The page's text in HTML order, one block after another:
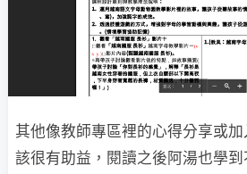
其他像教師專區裡的心得分享或
該很有助益，閱讀之後阿湯也學